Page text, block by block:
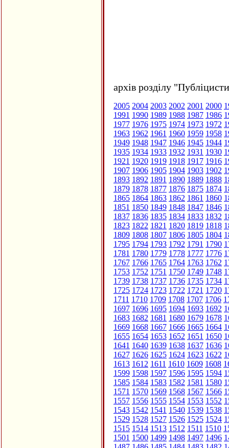
архів розділу
2005 2004 2003 2002 2001 2000
1991 1990 1989 1988 1987 1986
1977 1976 1975 1974 1973 1972
1963 1962 1961 1960 1959 1958
1949 1948 1947 1946 1945 1944
1935 1934 1933 1932 1931 1930
1921 1920 1919 1918 1917 1916
1907 1906 1905 1904 1903 1902
1893 1892 1891 1890 1889 1888
1879 1878 1877 1876 1875 1874
1865 1864 1863 1862 1861 1860
1851 1850 1849 1848 1847 1846
1837 1836 1835 1834 1833 1832
1823 1822 1821 1820 1819 1818
1809 1808 1807 1806 1805 1804
1795 1794 1793 1792 1791 1790
1781 1780 1779 1778 1777 1776
1767 1766 1765 1764 1763 1762
1753 1752 1751 1750 1749 1748
1739 1738 1737 1736 1735 1734
1725 1724 1723 1722 1721 1720
1711 1710 1709 1708 1707 1706
1697 1696 1695 1694 1693 1692
1683 1682 1681 1680 1679 1678
1669 1668 1667 1666 1665 1664
1655 1654 1653 1652 1651 1650
1641 1640 1639 1638 1637 1636
1627 1626 1625 1624 1623 1622
1613 1612 1611 1610 1609 1608
1599 1598 1597 1596 1595 1594
1585 1584 1583 1582 1581 1580
1571 1570 1569 1568 1567 1566
1557 1556 1555 1554 1553 1552
1543 1542 1541 1540 1539 1538
1529 1528 1527 1526 1525 1524
1515 1514 1513 1512 1511 1510
1501 1500 1499 1498 1497 1496